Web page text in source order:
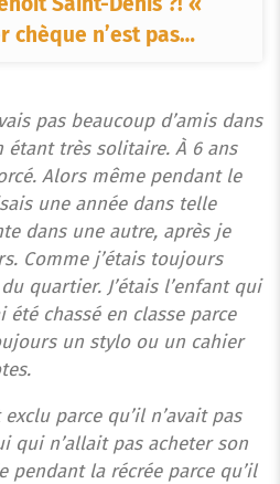
chèque n’est pas…
pas beaucoup d’amis dans
étant très solitaire. À 6 ans
Alors même pendant le
une année dans telle
dans une autre, après je
Comme j’étais toujours
quartier. J’étais l’enfant qui
été chassé en classe parce
un stylo ou un cahier
parce qu’il n’avait pas
qui n’allait pas acheter son
pendant la récrée parce qu’il